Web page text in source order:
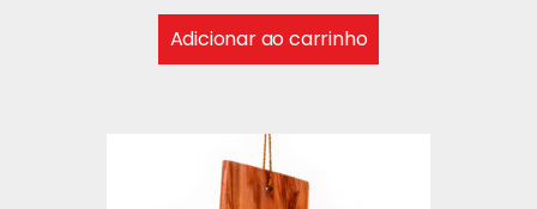
Adicionar ao carrinho